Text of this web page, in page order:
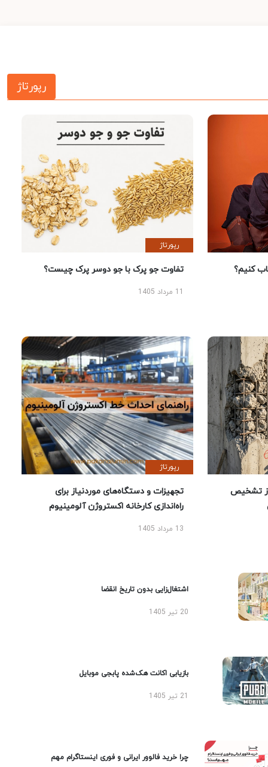
رپورتاژ
کنیم؟
رپورتاژ
تفاوت جو پرک با جو دوسر پرک چیست؟
تشخیص
رپورتاژ
تجهیزات و دستگاه‌های موردنیاز برای
راه‌اندازی کارخانه اکستروژن آلومینیوم
13 مرداد 1405
اشتغال‌زایی بدون تاریخ انقضا
20 تیر 1405
بازیابی اکانت هک‌شده پابجی موبایل
چرا خرید فالوور ایرانی و فوری اینستاگرام مهم